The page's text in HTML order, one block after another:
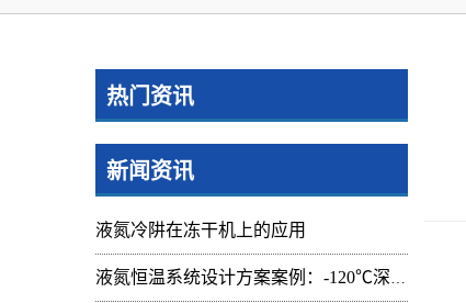
热门资讯
新闻资讯
液氮冷阱在冻干机上的应用
液氮恒温系统设计方案案例：-120℃深冷控温装置实操记录